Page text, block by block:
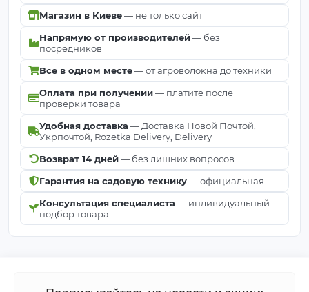
Магазин в Киеве— не только сайт
Напрямую от производителей— без
посредников
Все в одном месте— от агроволокна до техники
Оплата при получении— платите после
проверки товара
Удобная доставка — Доставка Новой Почтой,
Укрпочтой, Rozetka Delivery, Delivery
Возврат 14 дней— без лишних вопросов
Гарантия на садовую технику— официальная
Консультация специалиста — индивидуальный
подбор товара